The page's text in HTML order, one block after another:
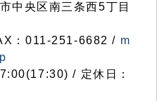
央区南三条西5丁目
：011-251-6682 / m
/ 定休日：